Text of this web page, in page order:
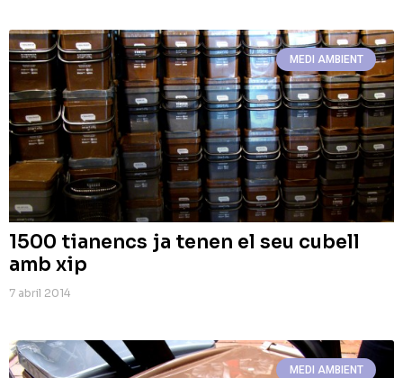
MEDI AMBIENT
1500 tianencs ja tenen el seu cubell
amb xip
7 abril 2014
MEDI AMBIENT